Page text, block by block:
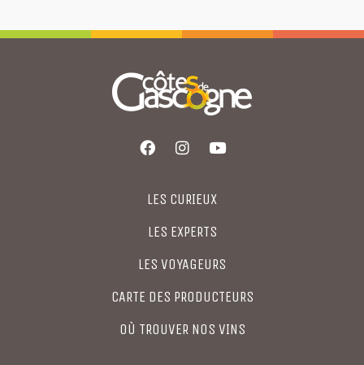
LES CURIEUX
LES EXPERTS
LES VOYAGEURS
CARTE DES PRODUCTEURS
OÙ TROUVER NOS VINS